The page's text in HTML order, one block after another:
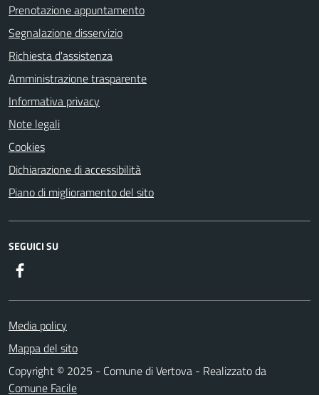
Prenotazione appuntamento
Segnalazione disservizio
Richiesta d'assistenza
Amministrazione trasparente
Informativa privacy
Note legali
Cookies
Dichiarazione di accessibilità
Piano di miglioramento del sito
SEGUICI SU
Media policy
Mappa del sito
Copyright © 2025 - Comune di Vertova - Realizzato da
Comune Facile